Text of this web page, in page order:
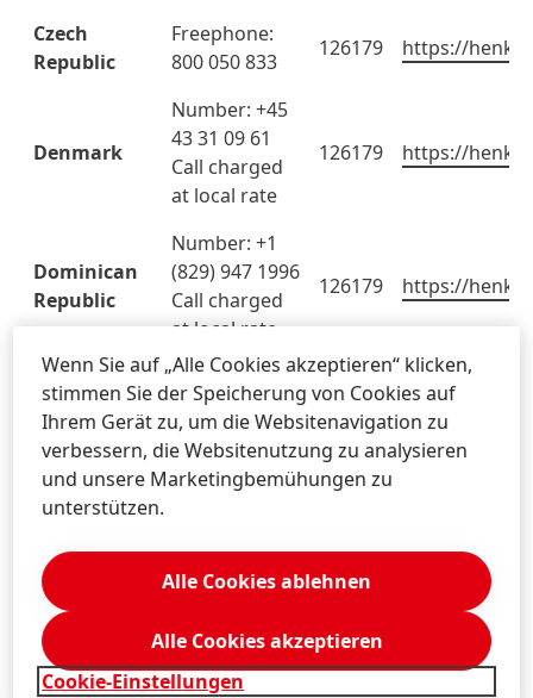
Czech
Republic
Freephone:
800 050 833
126179 https://
Denmark
Number: +45
43 31 09 61
Call charged
at local rate
126179 https://
Dominican
Republic
Number: +1
(829) 947 1996
Call charged
at local rate
126179 https://
Egypt
Freephone:
0800 000 0083
126179 https://
Estonia
Number: +372
609 3008 Call
126179
Finland
Freephone:
https://
France
Freephone:
080 554 3753
126179 https://
Wenn Sie auf „Alle Cookies akzeptieren“ klicken,
stimmen Sie der Speicherung von Cookies auf
Ihrem Gerät zu, um die Websitenavigation zu
verbessern, die Websitenutzung zu analysieren
und unsere Marketingbemühungen zu
unterstützen.
Cookie-Einstellungen
Alle Cookies ablehnen
Alle Cookies akzeptieren